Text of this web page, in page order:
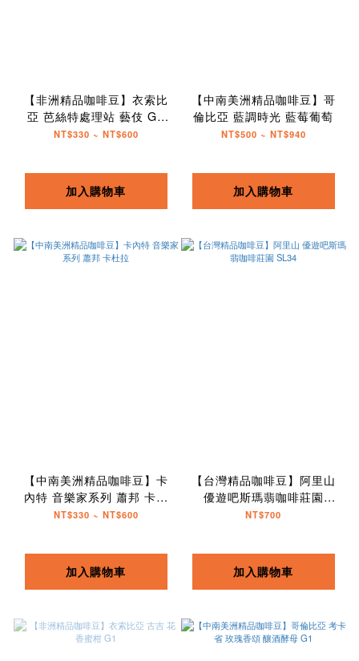
【非洲精品咖啡豆】衣索比
亞 芭絲特處理站 藝伎 G1
水洗
NT$330 ~ NT$600
加入購物車
【中南美洲精品咖啡豆】哥
倫比亞 藍調時光 藍莓葡萄
NT$500 ~ NT$940
加入購物車
【中南美洲精品咖啡豆】卡
內特 音樂家系列 蕭邦 卡杜
拉
NT$330 ~ NT$600
加入購物車
【台灣精品咖啡豆】阿里山
優遊吧斯瑪翡咖啡莊園
SL34
NT$700
加入購物車